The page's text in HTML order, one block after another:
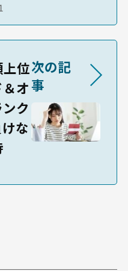
次の記
事
位
オ
ク
な